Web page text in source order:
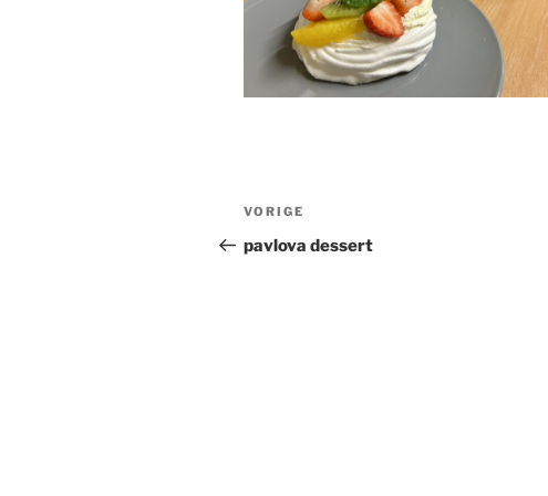
Bericht
navigatie
Vorig
bericht
VORIGE
pavlova dessert